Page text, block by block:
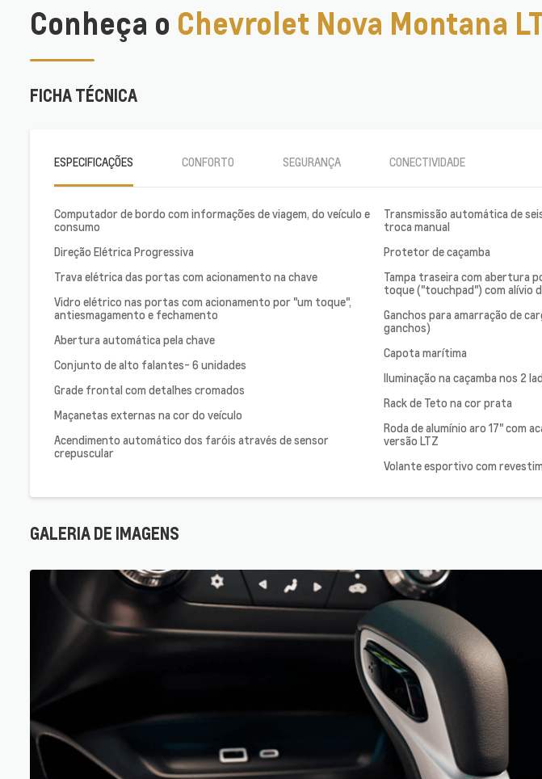
Conheça o Chevrolet Nova Montana
FICHA TÉCNICA
ESPECIFICAÇÕES CONFORTO SEGURANÇA CONECTIVIDADE
Computador de bordo com informações de viagem, do veículo e
consumo
Direção Elétrica Progressiva
Trava elétrica das portas com acionamento na chave
Vidro elétrico nas portas com acionamento por "um toque",
antiesmagamento e fechamento
Abertura automática pela chave
Conjunto de alto falantes- 6 unidades
Grade frontal com detalhes cromados
Maçanetas externas na cor do veículo
Acendimento automático dos faróis através de sensor
crepuscular
Transmissão automática de
troca manual
Protetor de caçamba
Tampa traseira com abertura
toque ("touchpad") com alívio
Ganchos para amarração de
ganchos)
Capota marítima
Iluminação na caçamba nos 2
Rack de Teto na cor prata
Roda de alumínio aro 17" com
versão LTZ
Volante esportivo com
GALERIA DE IMAGENS